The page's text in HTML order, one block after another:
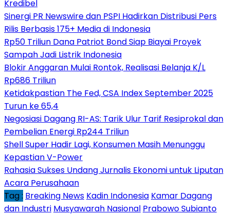
Kredibel
Sinergi PR Newswire dan PSPI Hadirkan Distribusi Pers
Rilis Berbasis 175+ Media di Indonesia
Rp50 Triliun Dana Patriot Bond Siap Biayai Proyek
Sampah Jadi Listrik Indonesia
Blokir Anggaran Mulai Rontok, Realisasi Belanja K/L
Rp686 Triliun
Ketidakpastian The Fed, CSA Index September 2025
Turun ke 65,4
Negosiasi Dagang RI-AS: Tarik Ulur Tarif Resiprokal dan
Pembelian Energi Rp244 Triliun
Shell Super Hadir Lagi, Konsumen Masih Menunggu
Kepastian V-Power
Rahasia Sukses Undang Jurnalis Ekonomi untuk Liputan
Acara Perusahaan
Tag : Breaking News Kadin Indonesia Kamar Dagang
dan Industri Musyawarah Nasional Prabowo Subianto